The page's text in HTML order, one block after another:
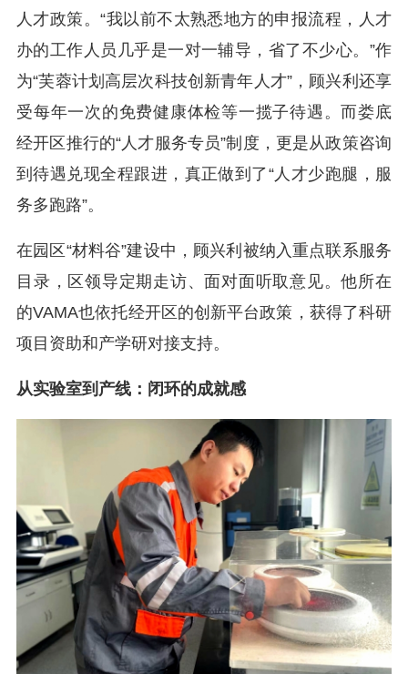
人才政策。“我以前不太熟悉地方的申报流程，人才
办的工作人员几乎是一对一辅导，省了不少心。”作
为“芙蓉计划高层次科技创新青年人才”，顾兴利还享
受每年一次的免费健康体检等一揽子待遇。而娄底
经开区推行的“人才服务专员”制度，更是从政策咨询
到待遇兑现全程跟进，真正做到了“人才少跑腿，服
务多跑路”。
在园区“材料谷”建设中，顾兴利被纳入重点联系服务
目录，区领导定期走访、面对面听取意见。他所在
的VAMA也依托经开区的创新平台政策，获得了科研
项目资助和产学研对接支持。
从实验室到产线：闭环的成就感